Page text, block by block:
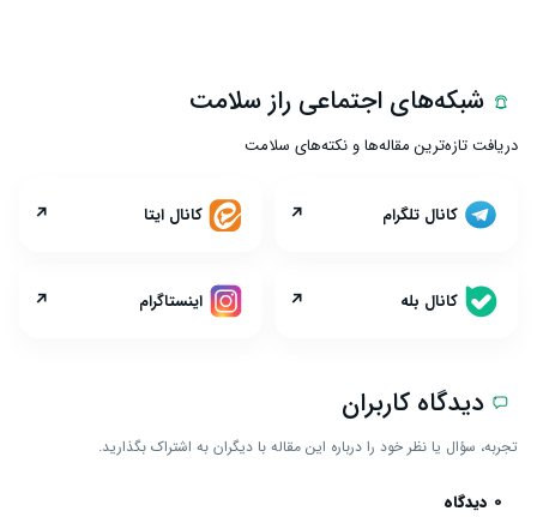
شبکه‌های اجتماعی راز سلامت
دریافت تازه‌ترین مقاله‌ها و نکته‌های سلامت
کانال تلگرام ↗ کانال ایتا ↗
کانال بله ↗ اینستاگرام ↗
دیدگاه کاربران
تجربه، سؤال یا نظر خود را درباره این مقاله با دیگران به اشتراک بگذارید.
0 دیدگاه